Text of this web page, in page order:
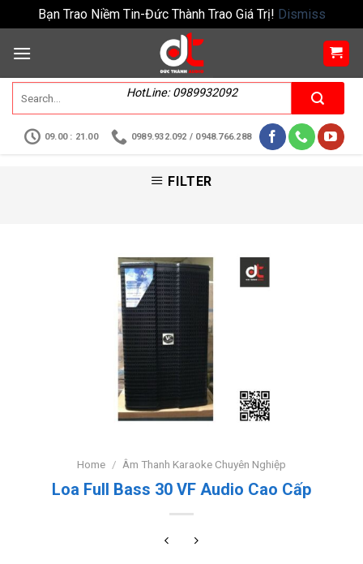
Bạn Trao Niềm Tin-Đức Thành Trao Giá Trị! Dismiss
HotLine: 0989932092
09.00 : 21.00 0989.932.092 / 0948.766.288
FILTER
Home / Âm Thanh Karaoke Chuyên Nghiệp
Loa Full Bass 30 VF Audio Cao Cấp